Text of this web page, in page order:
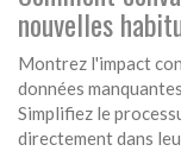
nouvelles
Montrez l'impact
données
Simplifiez le
directement dans